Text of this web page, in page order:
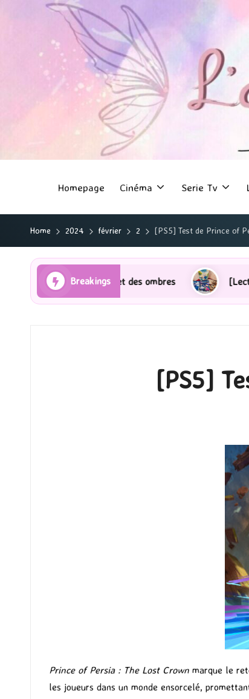
Homepage Cinéma Serie Tv
Home 2024 février 2 [PS5] Test de Prince of
Breakings
et des ombres [Lecture] Gardiens des
[PS5]
Prince of Persia : The Lost Crown marque le
les joueurs dans un monde ensorcelé,